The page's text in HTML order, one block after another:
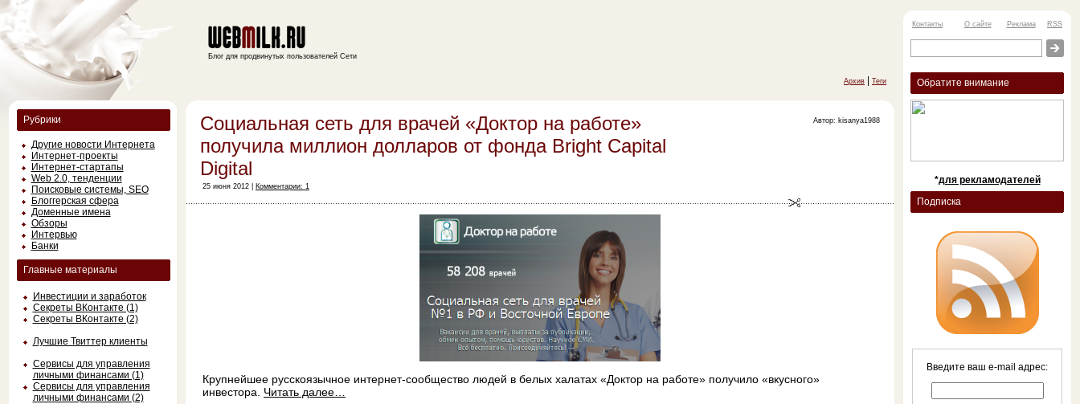
Рубрики
Другие новости Интернета
Интернет-проекты
Интернет-стартапы
Web 2.0, тенденции
Поисковые системы, SEO
Блоггерская сфера
Доменные имена
Обзоры
Интервью
Банки
Главные материалы
Инвестиции и заработок
Секреты ВКонтакте (1)
Секреты ВКонтакте (2)
Лучшие Твиттер клиенты
Сервисы для управления
личными финансами (1)
Сервисы для управления
личными финансами (2)
Блог для продвинутых пользователей Сети
Архив Теги
Социальная сеть для врачей «Доктор на работе»
получила миллион долларов от фонда Bright Capital
Digital
25 июня 2012 | Комментарии: 1
Автор: kisanya1988
Крупнейшее русскоязычное интернет-сообщество людей в белых халатах «Доктор на работе» получило «вкусного»
инвестора. Читать далее…
Контакты О сайте Реклама RSS
Обратите внимание
*для рекламодателей
Подписка
Введите ваш e-mail адрес: